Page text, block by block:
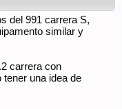
del 991 carrera S,
similar y
carrera con
una idea de